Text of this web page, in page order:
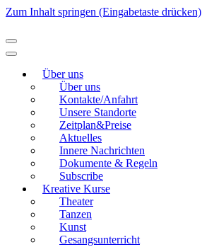
Zum Inhalt springen (Eingabetaste drücken)
Über uns
Über uns
Kontakte/Anfahrt
Unsere Standorte
Zeitplan&Preise
Aktuelles
Innere Nachrichten
Dokumente & Regeln
Subscribe
Kreative Kurse
Theater
Tanzen
Kunst
Gesangsunterricht